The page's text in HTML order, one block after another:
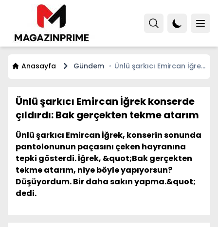
Anasayfa Gündem
Ünlü şarkıcı Emircan İğrek
Ünlü şarkıcı Emircan İğrek konserde
çıldırdı: Bak gerçekten tekme atarım
Ünlü şarkıcı Emircan İğrek, konserin sonunda
pantolonunun paçasını çeken hayranına
tepki gösterdi. İğrek, &quot;Bak gerçekten
tekme atarım, niye böyle yapıyorsun?
Düşüyordum. Bir daha sakın yapma.&quot;
dedi.